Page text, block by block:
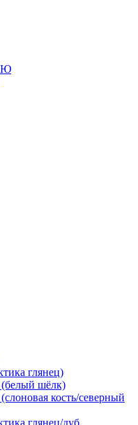
глянец)
шёлк)
кость/северный
глянец/дуб